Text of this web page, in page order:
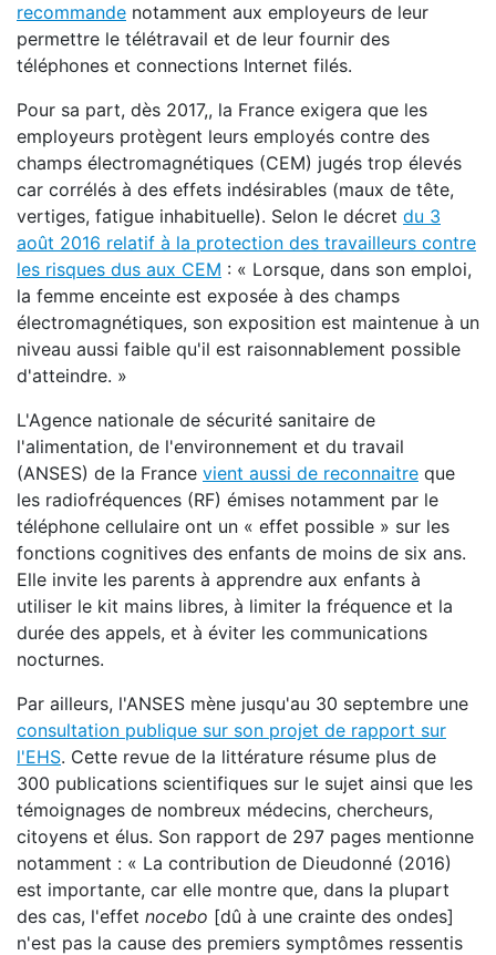
recommande notamment aux employeurs de leur
permettre le télétravail et de leur fournir des
téléphones et connections Internet filés.
Pour sa part, dès 2017,, la France exigera que les
employeurs protègent leurs employés contre des
champs électromagnétiques (CEM) jugés trop élevés
car corrélés à des effets indésirables (maux de tête,
vertiges, fatigue inhabituelle). Selon le décret du 3
août 2016 relatif à la protection des travailleurs contre
les risques dus aux CEM : « Lorsque, dans son emploi,
la femme enceinte est exposée à des champs
électromagnétiques, son exposition est maintenue à un
niveau aussi faible qu'il est raisonnablement possible
d'atteindre. »
L'Agence nationale de sécurité sanitaire de
l'alimentation, de l'environnement et du travail
(ANSES) de la France vient aussi de reconnaitre que
les radiofréquences (RF) émises notamment par le
téléphone cellulaire ont un « effet possible » sur les
fonctions cognitives des enfants de moins de six ans.
Elle invite les parents à apprendre aux enfants à
utiliser le kit mains libres, à limiter la fréquence et la
durée des appels, et à éviter les communications
nocturnes.
Par ailleurs, l'ANSES mène jusqu'au 30 septembre une
consultation publique sur son projet de rapport sur
l'EHS. Cette revue de la littérature résume plus de
300 publications scientifiques sur le sujet ainsi que les
témoignages de nombreux médecins, chercheurs,
citoyens et élus. Son rapport de 297 pages mentionne
notamment : « La contribution de Dieudonné (2016)
est importante, car elle montre que, dans la plupart
des cas, l'effet nocebo [dû à une crainte des ondes]
n'est pas la cause des premiers symptômes ressentis